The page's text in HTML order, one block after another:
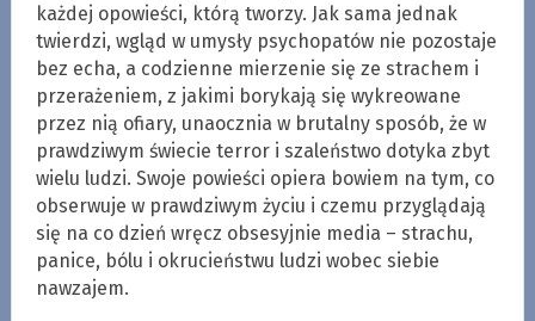
każdej opowieści, którą tworzy. Jak sama jednak
twierdzi, wgląd w umysły psychopatów nie pozostaje
bez echa, a codzienne mierzenie się ze strachem i
przerażeniem, z jakimi borykają się wykreowane
przez nią ofiary, unaocznia w brutalny sposób, że w
prawdziwym świecie terror i szaleństwo dotyka zbyt
wielu ludzi. Swoje powieści opiera bowiem na tym, co
obserwuje w prawdziwym życiu i czemu przyglądają
się na co dzień wręcz obsesyjnie media – strachu,
panice, bólu i okrucieństwu ludzi wobec siebie
nawzajem.